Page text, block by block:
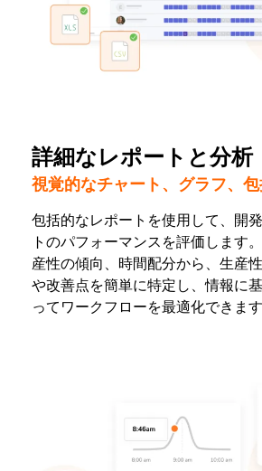
詳細なレポートと分析
視覚的なチャート、グラフ、
包括的なレポートを使用して、開
トのパフォーマンスを評価します
産性の傾向、時間配分から、生産
や改善点を簡単に特定し、情報に
ってワークフローを最適化できます